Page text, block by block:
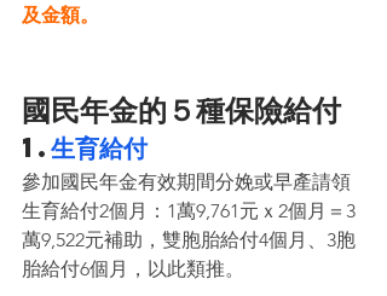
及金額。
國民年金的５種保險給付
1.生育給付
參加國民年金有效期間分娩或早產請領
生育給付2個月：1萬9,761元ｘ2個月＝3
萬9,522元補助，雙胞胎給付4個月、3胞
胎給付6個月，以此類推。